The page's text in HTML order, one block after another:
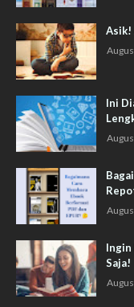
Asik!
Ini
Ingin
Saja!